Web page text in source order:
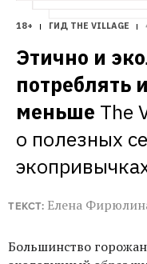
18+ ГИД THE VILLAGE
Этично и
потреблять
меньше The
о полезных
ТЕКСТ: Елена
Большинство